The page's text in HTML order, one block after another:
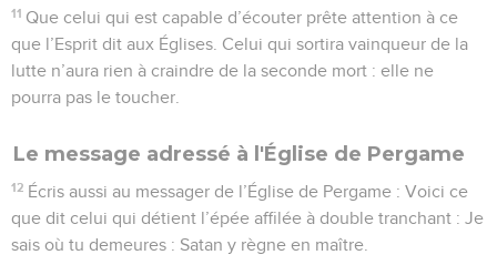
11 Que celui qui est capable d’écouter prête attention à ce
que l’Esprit dit aux Églises. Celui qui sortira vainqueur de la
lutte n’aura rien à craindre de la seconde mort : elle ne
pourra pas le toucher.
Le message adressé à l'Église de Pergame
12 Écris aussi au messager de l’Église de Pergame : Voici ce
que dit celui qui détient l’épée affilée à double tranchant : Je
sais où tu demeures : Satan y règne en maître.